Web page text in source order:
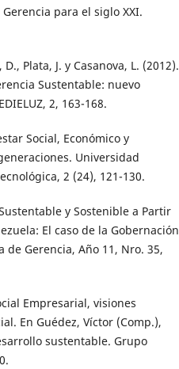
para el siglo XXI.
Plata, J. y Casanova, L. (2012).
Sustentable: nuevo
2, 163-168.
Social, Económico y
Universidad
2 (24), 121-130.
y Sostenible a Partir
El caso de la Gobernación
de Gerencia, Año 11, Nro. 35,
Empresarial, visiones
En Guédez, Víctor (Comp.),
sustentable. Grupo